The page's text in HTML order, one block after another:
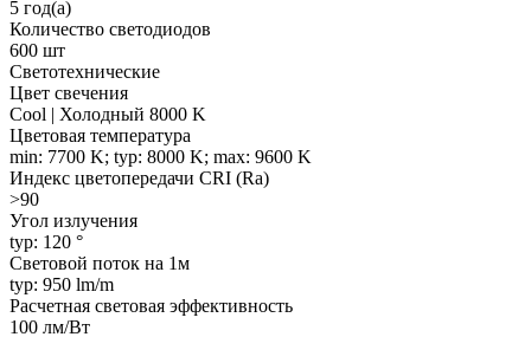
5 год(а)
Количество светодиодов
600 шт
Светотехнические
Цвет свечения
Cool | Холодный 8000 K
Цветовая температура
min: 7700 K; typ: 8000 K; max: 9600 K
Индекс цветопередачи CRI (Ra)
>90
Угол излучения
typ: 120 °
Световой поток на 1м
typ: 950 lm/m
Расчетная световая эффективность
100 лм/Вт